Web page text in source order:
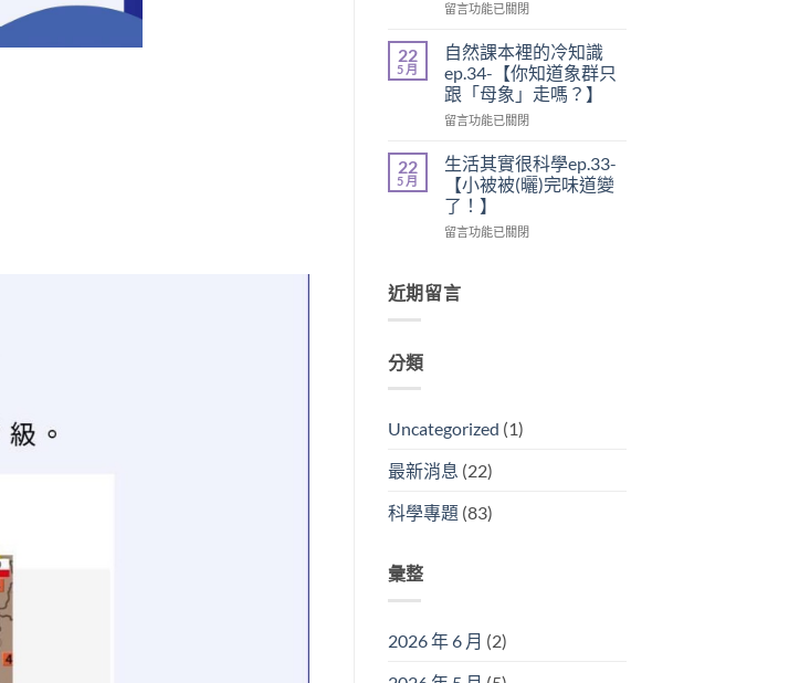
留言功能已關閉
22
5 月
自然課本裡的冷知識
ep.34-【你知道象群只
跟「母象」走嗎？】
留言功能已關閉
22
5 月
生活其實很科學ep.33-
【小被被(曬)完味道變
了！】
留言功能已關閉
近期留言
分類
Uncategorized (1)
最新消息 (22)
科學專題(83)
彙整
2026 年 6 月 (2)